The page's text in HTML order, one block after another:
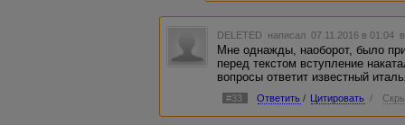
DELETED написал 07.11.2016 в 01:04
Мне однажды, наоборот, было
перед текстом вступление
вопросы ответит известный
#33 Ответить / Цитировать /